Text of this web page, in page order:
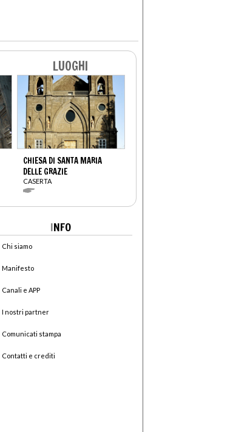
LUOGHI
CHIESA DI SANTA MARIA
DELLE GRAZIE
CASERTA
INFO
Chi siamo
Manifesto
Canali e APP
I nostri partner
Comunicati stampa
Contatti e crediti